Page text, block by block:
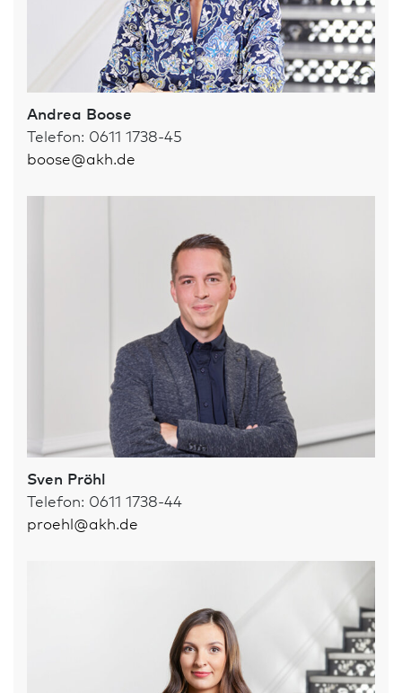
Andrea Boose
Telefon: 0611 1738-45
boose@akh.de
Sven Pröhl
Telefon: 0611 1738-44
proehl@akh.de